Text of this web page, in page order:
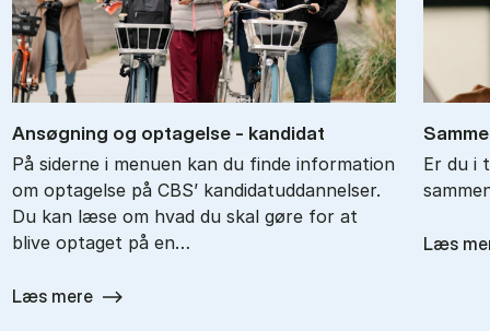
An­søg­ning og op­ta­gel­se - kan­di­dat
På siderne i menuen kan du finde information
om optagelse på CBS’ kandidatuddannelser.
Du kan læse om hvad du skal gøre for at
blive optaget på en…
Læs mere
Er du i
Læs